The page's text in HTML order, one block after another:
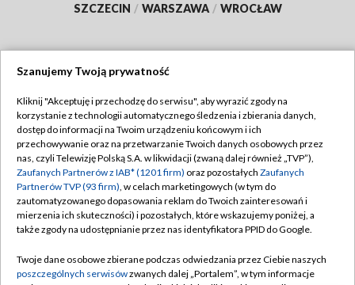
SZCZECIN / WARSZAWA / WROCŁAW
TVP
Abonament TVP
Emisja w TVP
Centrum informacji TVP
Naziemna Telewizja Cyfrowa
Rada Programowa
Regulamin TVP
Polityka prywatności
Moje zgody
Pomoc
Kontakt
Szanujemy Twoją prywatność
Kliknij "Akceptuję i przechodzę do serwisu", aby wyrazić zgody na
korzystanie z technologii automatycznego śledzenia i zbierania danych,
dostęp do informacji na Twoim urządzeniu końcowym i ich
przechowywanie oraz na przetwarzanie Twoich danych osobowych przez
nas, czyli Telewizję Polską S.A. w likwidacji (zwaną dalej również „TVP”),
Zaufanych Partnerów z IAB* (1201 firm) oraz pozostałych Zaufanych
Partnerów TVP (93 firm), w celach marketingowych (w tym do
zautomatyzowanego dopasowania reklam do Twoich zainteresowań i
mierzenia ich skuteczności) i pozostałych, które wskazujemy poniżej, a
także zgody na udostępnianie przez nas identyfikatora PPID do Google.
Twoje dane osobowe zbierane podczas odwiedzania przez Ciebie naszych
poszczególnych serwisówzwanych dalej „Portalem”, w tym informacje